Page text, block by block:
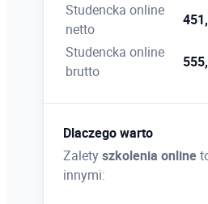
Studencka online
netto
Studencka online
brutto
Dlaczego warto
Zaletyszkolenia online
innymi: